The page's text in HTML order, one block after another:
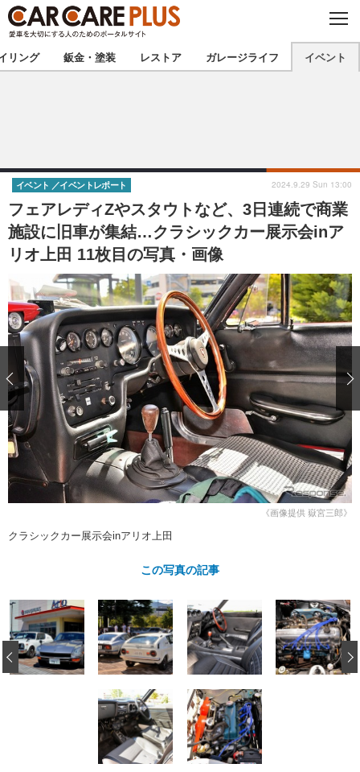
C
O
S
E
★カーケアプラス認定★ 厳選プロショップを地域から探す
甲信越 北陸
東海 関西
中国
九州 沖縄
注目の記事
ショップレポート 愛車 File
自動車豆知識 ストップ！不具合修理＆粗悪修理
鈑金・塗装
ディテイリング
ディテイリング 洗車
ヘッドライト磨き コーティング
フィルム・ラッピング
鈑金・塗装
小キズ直し 防錆
特集記事
ストップ 不具合修理＆粗悪修理
カーメーカー「旧車」関連プロジェ
クト
ショップ紹介
ショップレポート プロショップ検索
レストア
カーメーカー「旧車」関連プロジ
イベント
リング 鈑金・塗装 レストア ガレージライフ イベント
フェアレディZやスタウトなど、3日連続で商業
施設に旧車が集結…クラシックカー展示会inア
リオ上田 11枚目の写真・画像
イベント イベントレポート 2024.9.29 Sun 13:00
《画像提供 嶽宮三郎》
クラシックカー展示会inアリオ上田
この写真の記事
‹